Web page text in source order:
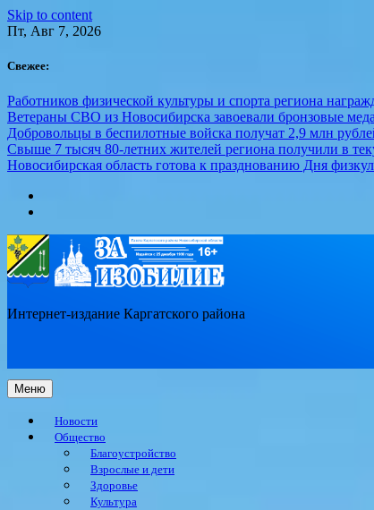
Skip to content
Пт, Авг 7, 2026
Свежее:
Работников физической культуры и спорта региона
Ветераны СВО из Новосибирска завоевали бронзовые
Добровольцы в беспилотные войска получат 2,9 млн
Свыше 7 тысяч 80-летних жителей региона получили в
Новосибирская область готова к празднованию Дня
Интернет-издание Каргатского района
Меню
Новости
Общество
Благоустройство
Взрослые и дети
Здоровье
Культура